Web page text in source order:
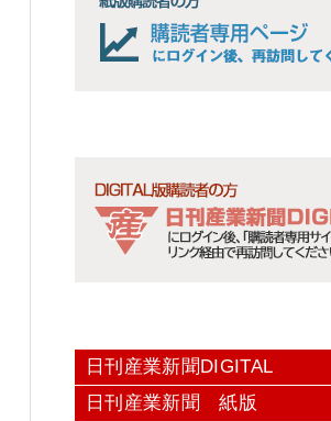
日刊産業新聞DIGITAL
日刊産業新聞 紙版